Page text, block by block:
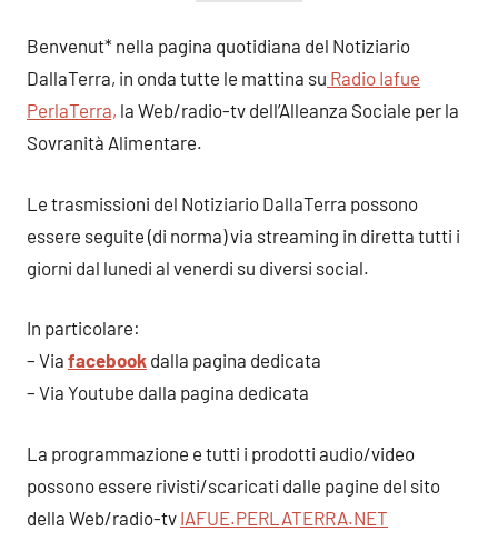
Benvenut* nella pagina quotidiana del Notiziario
DallaTerra, in onda tutte le mattina su Radio Iafue
PerlaTerra, la Web/radio-tv dell’Alleanza Sociale per la
Sovranità Alimentare.
Le trasmissioni del Notiziario DallaTerra possono
essere seguite (di norma) via streaming in diretta tutti i
giorni dal lunedi al venerdi su diversi social.
In particolare:
– Via facebook dalla pagina dedicata
– Via Youtube dalla pagina dedicata
La programmazione e tutti i prodotti audio/video
possono essere rivisti/scaricati dalle pagine del sito
della Web/radio-tv IAFUE.PERLATERRA.NET